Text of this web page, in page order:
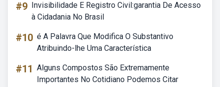
#9 Invisibilidade E Registro Civil:garantia De Acesso
à Cidadania No Brasil
#10 é A Palavra Que Modifica O Substantivo
Atribuindo-lhe Uma Característica
#11 Alguns Compostos São Extremamente
Importantes No Cotidiano Podemos Citar